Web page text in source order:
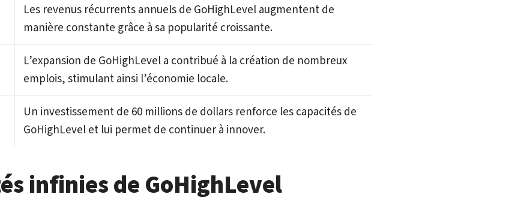
Les revenus récurrents annuels de GoHighLevel augmentent de
manière constante grâce à sa popularité croissante.
L’expansion de GoHighLevel a contribué à la création de nombreux
emplois, stimulant ainsi l’économie locale.
Un investissement de 60 millions de dollars renforce les capacités de
GoHighLevel et lui permet de continuer à innover.
infinies de GoHighLevel